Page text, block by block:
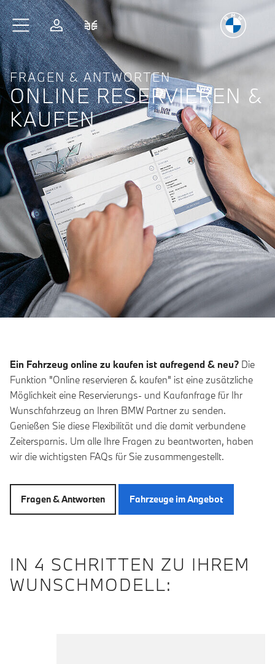
Zum Hauptinhalt springen
AnmeldenFahrzeugvergleich
FRAGEN & ANTWORTEN
ONLINE RESERVIEREN &
KAUFEN
Ein Fahrzeug online zu kaufen ist aufregend & neu? Die
Funktion "Online reservieren & kaufen" ist eine zusätzliche
Möglichkeit eine Reservierungs- und Kaufanfrage für Ihr
Wunschfahrzeug an Ihren BMW Partner zu senden.
Genießen Sie diese Flexibilität und die damit verbundene
Zeitersparnis. Um alle Ihre Fragen zu beantworten, haben
wir die wichtigsten FAQs für Sie zusammengestellt.
Fragen & Antworten Fahrzeuge im Angebot
IN 4 SCHRITTEN ZU IHREM
WUNSCHMODELL: